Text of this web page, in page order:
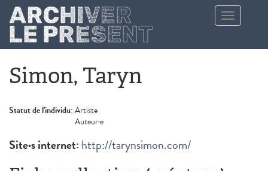
Aller au contenu principal
Toggle
navigation
Simon, Taryn
Statut de l'individu:Artiste
Auteur·e
Site·s internet: http://tarynsimon.com/